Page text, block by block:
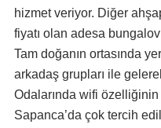
hizmet veriyor. Diğer
fiyatı olan adesa
Tam doğanın ortasında
arkadaş grupları ile
Odalarında wifi
Sapanca’da çok tercih